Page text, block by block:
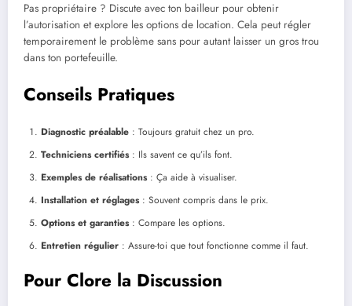
Pas propriétaire ? Discute avec ton bailleur pour obtenir
l’autorisation et explore les options de location. Cela peut régler
temporairement le problème sans pour autant laisser un gros trou
dans ton portefeuille.
Conseils Pratiques
Diagnostic préalable : Toujours gratuit chez un pro.
Techniciens certifiés: Ils savent ce qu’ils font.
Exemples de réalisations: Ça aide à visualiser.
Installation et réglages: Souvent compris dans le prix.
Options et garanties: Compare les options.
Entretien régulier : Assure-toi que tout fonctionne comme il faut.
Pour Clore la Discussion